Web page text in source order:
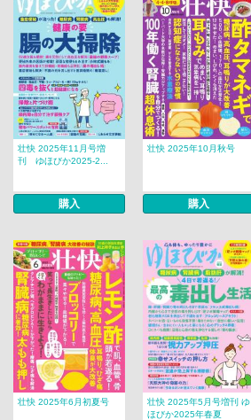
壮快 2025年11月号増
刊 ゆほびか2025-2...
購入
壮快 2025年10月秋号
購入
壮快 2025年6月初夏号
壮快 2025年5月号増刊 ゆ
ほびか2025年春夏